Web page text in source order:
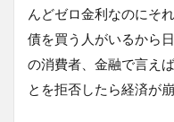
んどゼロ金利なのにそ
債を買う人がいるから
の消費者、金融で言え
とを拒否したら経済が